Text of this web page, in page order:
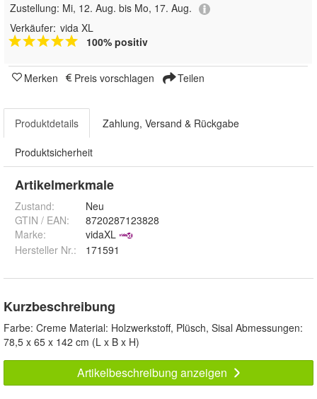
Zustellung: Mi, 12. Aug. bis Mo, 17. Aug.
Verkäufer: vida XL
100% positiv
Merken Preis vorschlagen Teilen
Produktdetails Zahlung, Versand & Rückgabe
Produktsicherheit
Artikelmerkmale
Zustand:
Neu
GTIN / EAN:
8720287123828
Marke:
vidaXL
Hersteller Nr.:
171591
Kurzbeschreibung
Farbe: Creme Material: Holzwerkstoff, Plüsch, Sisal Abmessungen:
78,5 x 65 x 142 cm (L x B x H)
Artikelbeschreibung anzeigen